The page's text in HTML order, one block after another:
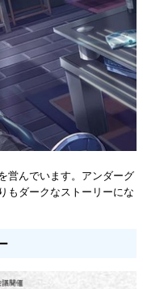
営んでいます。アンダーグ
もダークなストーリーにな